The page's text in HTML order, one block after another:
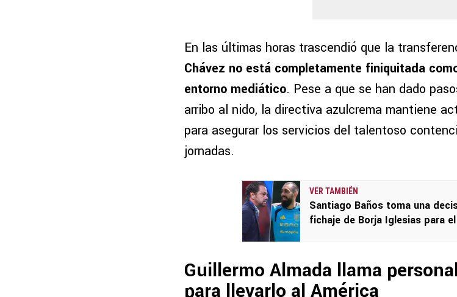
En las últimas horas trascendió que la
Chávez no está completamente finiquitada
entorno mediático. Pese a que se han dado
arribo al nido, la directiva azulcrema mantiene
para asegurar los servicios del talentoso
jornadas.
VER TAMBIÉN
Santiago Baños toma una
fichaje de Borja Iglesias para
Guillermo Almada llama
para llevarlo al América